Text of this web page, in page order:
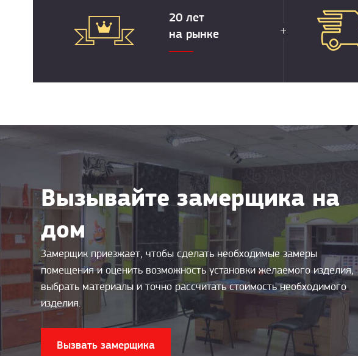
20 лет
на рынке
Вызывайте замерщика на
дом
Замерщик приезжает, чтобы сделать необходимые замеры
помещения и оценить возможность установки желаемого изделия,
выбрать материалы и точно рассчитать стоимость необходимого
изделия.
Вызвать замерщика